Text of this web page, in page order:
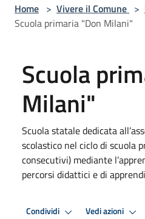
Home > Vivere il Comune >
Scuola primaria "Don Milani"
Scuola
Milani"
Scuola statale dedicata
scolastico nel ciclo di scuola
consecutivi) mediante
percorsi didattici e di
Condividi Vedi azioni